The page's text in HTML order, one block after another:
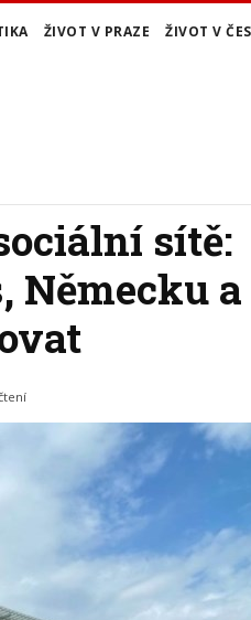
ŽIVOT V PRAZE ŽIVOT V
sítě:
Německu